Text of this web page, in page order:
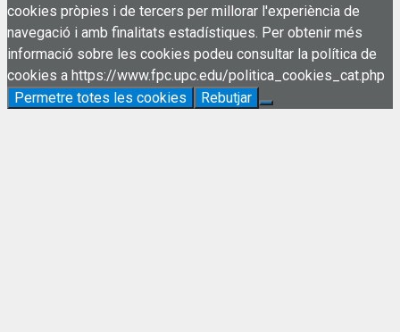
cookies pròpies i de tercers per millorar l'experiència de
navegació i amb finalitats estadístiques. Per obtenir més
informació sobre les cookies podeu consultar la política de
cookies a https://www.fpc.upc.edu/politica_cookies_cat.php
Permetre totes les cookies
Rebutjar